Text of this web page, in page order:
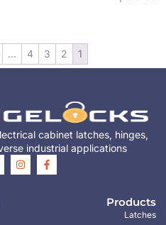
1
2
3
4
…
cabinet latches, hinges,
industrial applications.
Products
Latches